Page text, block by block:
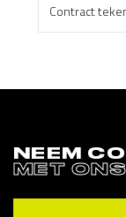
Contract
NEEM
MET